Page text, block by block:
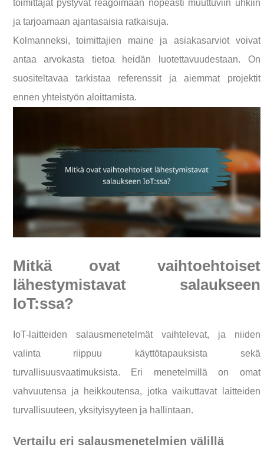
toimittajat pystyvät reagoimaan nopeasti muuttuviin uhkiin
ja tarjoamaan ajantasaisia ratkaisuja.
Kolmanneksi, toimittajien maine ja asiakasarviot voivat
antaa arvokasta tietoa heidän luotettavuudestaan. On
suositeltavaa tarkistaa referenssit ja aiemmat projektit
ennen yhteistyön aloittamista.
Mitkä ovat vaihtoehtoiset
lähestymistavat salaukseen
IoT:ssa?
IoT-laitteiden salausmenetelmät vaihtelevat, ja niiden
valinta riippuu käyttötapauksista sekä
turvallisuusvaatimuksista. Eri menetelmillä on omat
vahvuutensa ja heikkoutensa, jotka vaikuttavat laitteiden
turvallisuuteen, yksityisyyteen ja hallintaan.
Vertailu eri salausmenetelmien välillä